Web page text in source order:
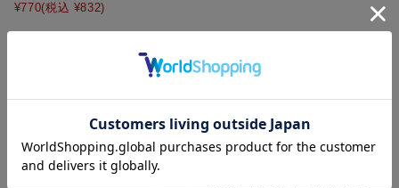
¥770(税込 ¥832)